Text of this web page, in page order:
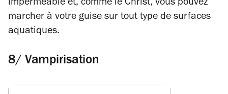
imperméable et, comme le Christ, vous pouvez
marcher à votre guise sur tout type de surfaces
aquatiques.
8/ Vampirisation